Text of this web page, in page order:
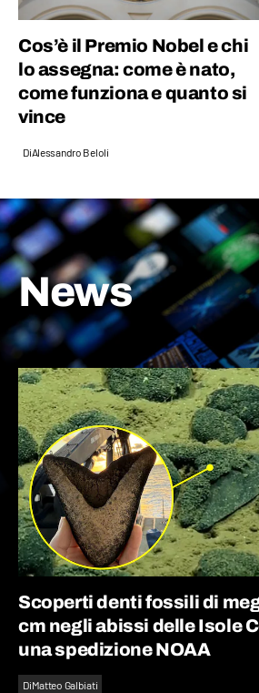
Cos’è il Premio Nobel e chi
lo assegna: come è nato,
come funziona e quanto si
vince
DiAlessandro Beloli
News
Scoperti denti fossili di
cm negli abissi delle Isole
una spedizione NOAA
DiMatteo Galbiati